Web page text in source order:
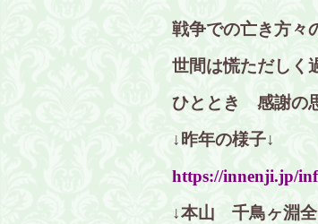
戦争での亡き方々
世間は慌ただしく
ひととき 感謝の
↓昨年の様子↓
https://innenji.jp/
↓本山 千鳥ヶ淵全